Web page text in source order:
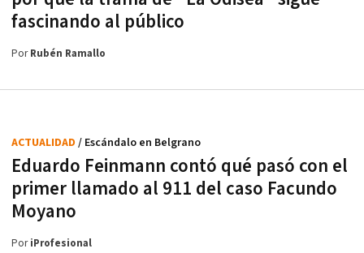
fascinando al público
PorRubén Ramallo
Eduardo Feinmann contó qué pasó con el
primer llamado al 911 del caso Facundo
Moyano
ACTUALIDAD / Escándalo en Belgrano
PoriProfesional